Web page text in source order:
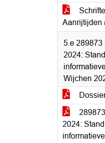
Aanrijtijden
5.e 289873
2024:
Wijchen
2024: